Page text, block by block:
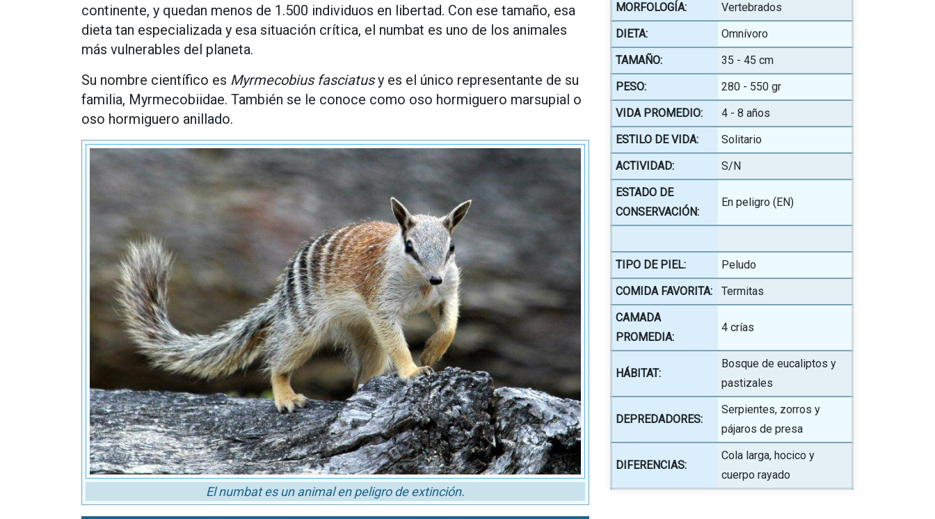
continente, y quedan menos de 1.500 individuos en libertad. Con ese tamaño, esa
dieta tan especializada y esa situación crítica, el numbat es uno de los animales
más vulnerables del planeta.
Su nombre científico es Myrmecobius fasciatusy es el único representante de su
familia, Myrmecobiidae. También se le conoce como oso hormiguero marsupial o
oso hormiguero anillado.
El numbat es un animal en peligro de extinción.
MORFOLOGÍA:
Vertebrados
DIETA:
Omnívoro
TAMAÑO:
35 - 45 cm
PESO:
280 - 550 gr
VIDA PROMEDIO:
4 - 8 años
ESTILO DE VIDA:
Solitario
ACTIVIDAD:
S/N
ESTADO DE
CONSERVACIÓN:
En peligro (EN)
TIPO DE PIEL:
Peludo
COMIDA FAVORITA:
Termitas
CAMADA
PROMEDIA:
4 crías
HÁBITAT:
Bosque de eucaliptos y
pastizales
DEPREDADORES:
Serpientes, zorros y
pájaros de presa
DIFERENCIAS:
Cola larga, hocico y
cuerpo rayado